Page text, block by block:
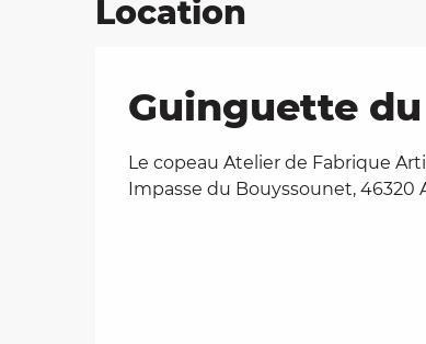
Location
Guinguette du
Le copeau Atelier de Fabrique
Impasse du Bouyssounet, 46320